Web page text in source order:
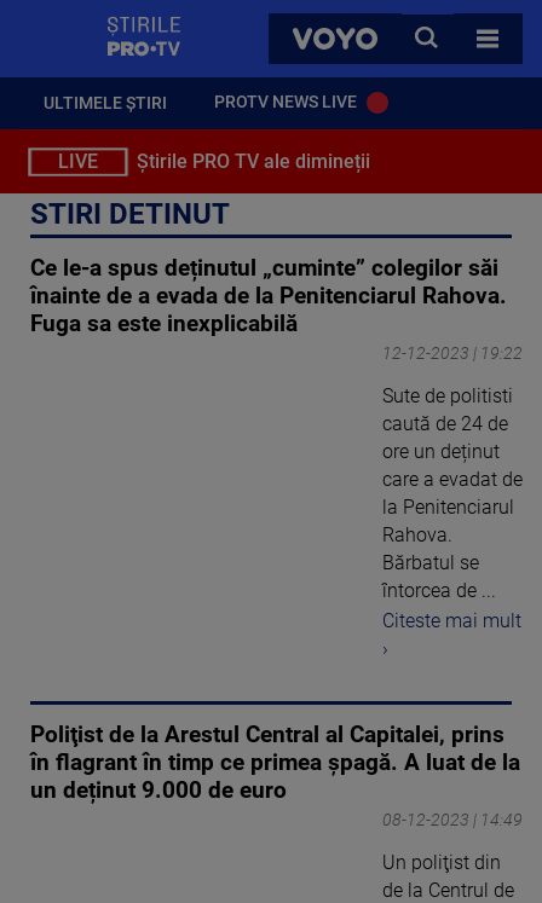
VOYO
CAUTA
TOATE
ULTIMELE ȘTIRI PROTV NEWS LIVE
LIVE Știrile PRO TV ale dimineții
STIRI DETINUT
Ce le-a spus deținutul „cuminte” colegilor săi
înainte de a evada de la Penitenciarul Rahova.
Fuga sa este inexplicabilă
12-12-2023 | 19:22
Sute de politisti
caută de 24 de
ore un deținut
care a evadat de
la Penitenciarul
Rahova.
Bărbatul se
întorcea de ...
Citeste mai mult
›
Poliţist de la Arestul Central al Capitalei, prins
în flagrant în timp ce primea șpagă. A luat de la
un deținut 9.000 de euro
08-12-2023 | 14:49
Un poliţist din
de la Centrul de